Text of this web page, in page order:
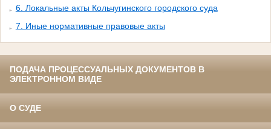
6. Локальные акты Кольчугинского городского суда
7. Иные нормативные правовые акты
ПОДАЧА ПРОЦЕССУАЛЬНЫХ ДОКУМЕНТОВ В
ЭЛЕКТРОННОМ ВИДЕ
О СУДЕ